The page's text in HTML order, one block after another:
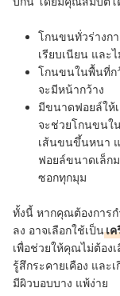
โกนขนทั่วร่างก
เรียบเนียน และ
โกนขนในพื้นที่ก
จะมีหน้ากว้าง
มีขนาดฟอยล์ให้
จะช่วยโกนขนใ
เส้นขนขึ้นหนา แ
ฟอยล์ขนาดเล็ก
ซอกทุกมุม
ทั้งนี้ หากคุณต้องการ
ลง อาจเลือกใช้เป็นเ
เพื่อช่วยให้คุณไม่ต้อง
รู้สึกระคายเคือง และ
มีผิวบอบบาง แพ้ง่าย